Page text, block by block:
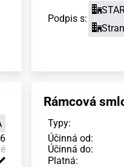
Podpis s:
Rámcová
Typy:
Účinná od:
Účinná do:
Platná: